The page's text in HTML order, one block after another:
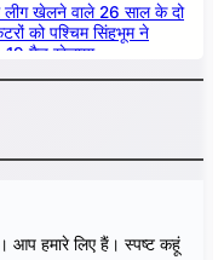
लीग खेलने वाले 26 साल के दो
को पश्चिम सिंहभूम ने
मैच खेलाया
आप हमारे लिए हैं। स्पष्ट कहूं